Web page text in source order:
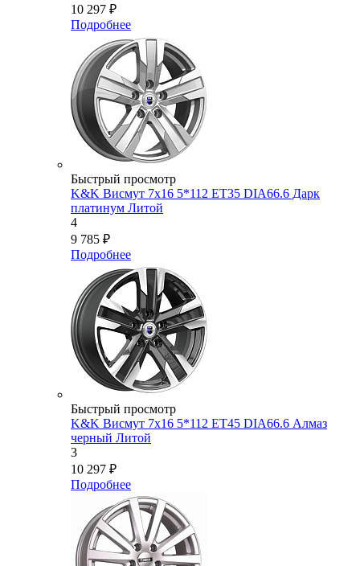
10 297 ₽
Подробнее
Быстрый просмотр
K&K Висмут 7x16 5*112 ET35 DIA66.6 Дарк
платинум Литой
4
9 785 ₽
Подробнее
Быстрый просмотр
K&K Висмут 7x16 5*112 ET45 DIA66.6 Алмаз
черный Литой
3
10 297 ₽
Подробнее